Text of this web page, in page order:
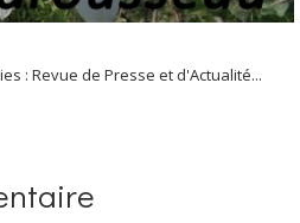
:Revue de Presse et d'Actualité...